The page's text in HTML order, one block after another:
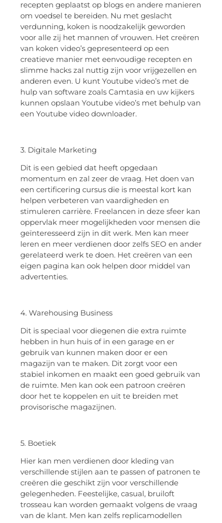
recepten geplaatst op blogs en andere manieren
om voedsel te bereiden. Nu met geslacht
verdunning, koken is noodzakelijk geworden
voor alle zij het mannen of vrouwen. Het creëren
van koken video’s gepresenteerd op een
creatieve manier met eenvoudige recepten en
slimme hacks zal nuttig zijn voor vrijgezellen en
anderen even. U kunt Youtube video’s met de
hulp van software zoals Camtasia en uw kijkers
kunnen opslaan Youtube video’s met behulp van
een Youtube video downloader.
3. Digitale Marketing
Dit is een gebied dat heeft opgedaan
momentum en zal zeer de vraag. Het doen van
een certificering cursus die is meestal kort kan
helpen verbeteren van vaardigheden en
stimuleren carrière. Freelancen in deze sfeer kan
oppervlak meer mogelijkheden voor mensen die
geïnteresseerd zijn in dit werk. Men kan meer
leren en meer verdienen door zelfs SEO en ander
gerelateerd werk te doen. Het creëren van een
eigen pagina kan ook helpen door middel van
advertenties.
4. Warehousing Business
Dit is speciaal voor diegenen die extra ruimte
hebben in hun huis of in een garage en er
gebruik van kunnen maken door er een
magazijn van te maken. Dit zorgt voor een
stabiel inkomen en maakt een goed gebruik van
de ruimte. Men kan ook een patroon creëren
door het te koppelen en uit te breiden met
provisorische magazijnen.
5. Boetiek
Hier kan men verdienen door kleding van
verschillende stijlen aan te passen of patronen te
creëren die geschikt zijn voor verschillende
gelegenheden. Feestelijke, casual, bruiloft
trosseau kan worden gemaakt volgens de vraag
van de klant. Men kan zelfs replicamodellen